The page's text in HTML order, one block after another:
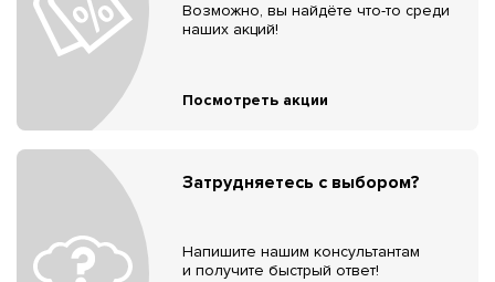
Возможно, вы найдёте что-то среди
наших акций!
Посмотреть акции
Затрудняетесь с выбором?
Напишите нашим консультантам
и получите быстрый ответ!